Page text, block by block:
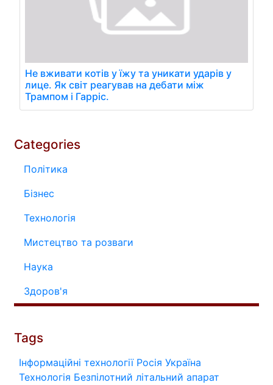
Не вживати котів у їжу та уникати ударів у
лице. Як світ реагував на дебати між
Трампом і Гарріс.
Categories
Політика
Бізнес
Технологія
Мистецтво та розваги
Наука
Здоров'я
Tags
Інформаційні технології Росія Україна
Технологія Безпілотний літальний апарат